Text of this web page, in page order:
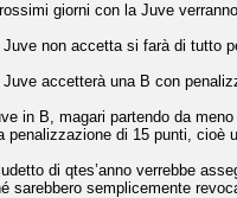
giorni con la Juve
non accetta si farà di tutto
accetterà una B con
in B, magari partendo da
penalizzazione di 15 punti, cioè
di qtes’anno verrebbe
sarebbero semplicemente